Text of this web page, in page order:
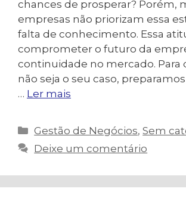
chances de prosperar? Porém,
empresas não priorizam essa
falta de conhecimento. Essa
comprometer o futuro da
continuidade no mercado. Para
não seja o seu caso,
… Ler mais
Categorias
Gestão de Negócios,Sem
Deixe um comentário